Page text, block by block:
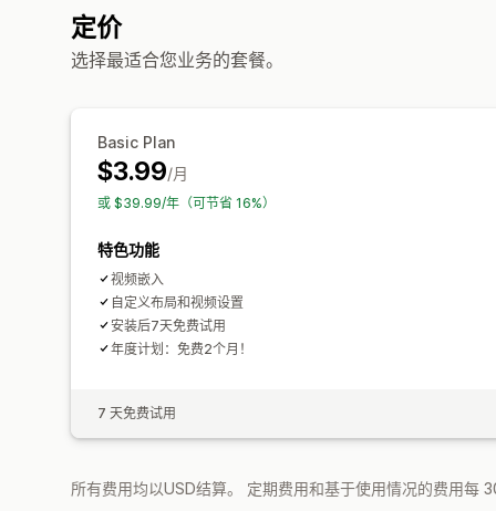
定价
选择最适合您业务的套餐。
Basic Plan
$3.99/月
或 $39.99/年（可节省 16%）
特色功能
视频嵌入
自定义布局和视频设置
安装后7天免费试用
年度计划：免费2个月！
7 天免费试用
所有费用均以USD结算。 定期费用和基于使用情况的费用每